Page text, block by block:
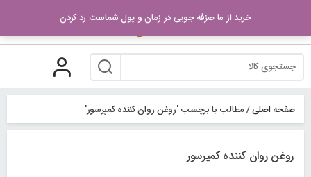
صفحه اصلی/مطالب با برچسب 'روغن روان کننده کمپرسور'
روغن روان کننده کمپرسور
خرید از ما صزفه جویی در زمان و پول شماست رد کردن